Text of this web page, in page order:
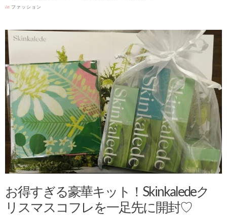
in ファッション
お得すぎる豪華キット！Skinkaledeク
リスマスコフレを一足先に開封♡